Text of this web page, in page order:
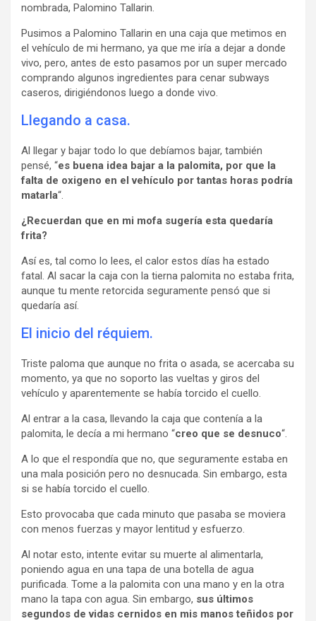
nombrada, Palomino Tallarin.
Pusimos a Palomino Tallarin en una caja que metimos en
el vehículo de mi hermano, ya que me iría a dejar a donde
vivo, pero, antes de esto pasamos por un super mercado
comprando algunos ingredientes para cenar subways
caseros, dirigiéndonos luego a donde vivo.
Llegando a casa.
Al llegar y bajar todo lo que debíamos bajar, también
pensé, “es buena idea bajar a la palomita, por que la
falta de oxigeno en el vehículo por tantas horas podría
matarla“.
¿Recuerdan que en mi mofa sugería esta quedaría
frita?
Así es, tal como lo lees, el calor estos días ha estado
fatal. Al sacar la caja con la tierna palomita no estaba frita,
aunque tu mente retorcida seguramente pensó que si
quedaría así.
El inicio del réquiem.
Triste paloma que aunque no frita o asada, se acercaba su
momento, ya que no soporto las vueltas y giros del
vehículo y aparentemente se había torcido el cuello.
Al entrar a la casa, llevando la caja que contenía a la
palomita, le decía a mi hermano “creo que se desnuco“.
A lo que el respondía que no, que seguramente estaba en
una mala posición pero no desnucada. Sin embargo, esta
si se había torcido el cuello.
Esto provocaba que cada minuto que pasaba se moviera
con menos fuerzas y mayor lentitud y esfuerzo.
Al notar esto, intente evitar su muerte al alimentarla,
poniendo agua en una tapa de una botella de agua
purificada. Tome a la palomita con una mano y en la otra
mano la tapa con agua. Sin embargo, sus últimos
segundos de vidas cernidos en mis manos teñidos por